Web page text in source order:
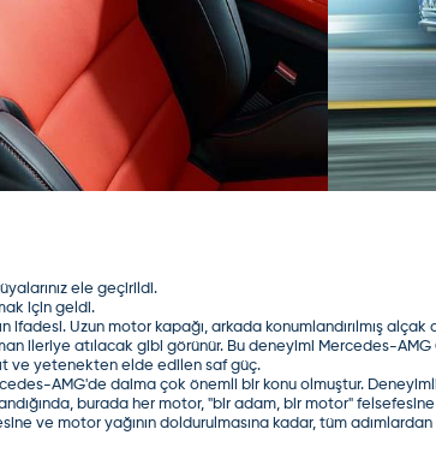
ele geçirildi.
için geldi.
ifadesi. Uzun motor kapağı, arkada konumlandırılmış
ileriye atılacak gibi görünür. Bu deneyimi Mercedes-
ve yetenekten elde edilen saf güç.
AMG'de daima çok önemli bir konu olmuştur.
burada her motor, "bir adam, bir motor"
ve motor yağının doldurulmasına kadar, tüm